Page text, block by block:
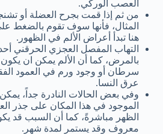
العصب الوركي.
من ثم إذا قمت بجرح العضلة أو
المثال، فأنها سوف تقوم بالضغط
هنا تبدأ أعراض الألم في الظهور.
التهاب المفصل العجزي الحرقني
بالمرض، كما أن الألم يمكن ان
سرطان أو وجود ورم في العمود
عرق النسا.
وفي بعض الحالات النادرة جداً،
الموجود في هذا المكان على جذر
الظهر مباشرةً، كما أن السبب قد
معروف وقد يستمر لمدة شهر.